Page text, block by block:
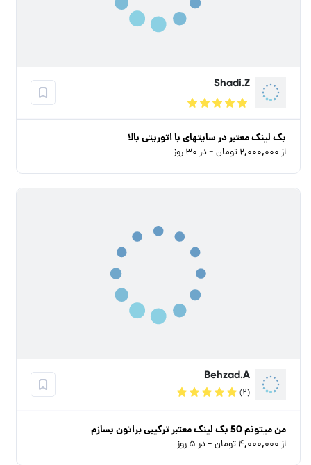
Shadi.Z
بک لینک معتبر در سایتهای با اتوریتی بالا
از ۲,۰۰۰,۰۰۰ تومان - در ۳۰ روز
Behzad.A
(۲)
من میتونم 50 بک لینک معتبر ترکیبی براتون بسازم
از ۴,۰۰۰,۰۰۰ تومان - در ۵ روز